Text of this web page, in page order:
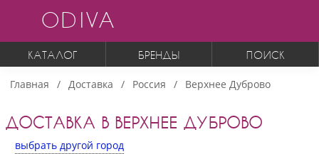
ODIVA
КАТАЛОГ БРЕНДЫ ПОИСК
Главная Доставка Россия Верхнее Дуброво
ДОСТАВКА В ВЕРХНЕЕ ДУБРОВО
выбрать другой город